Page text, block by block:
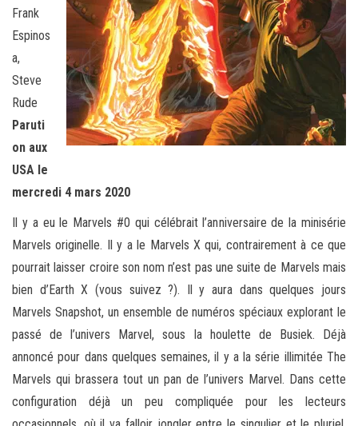
Frank
Espinos
a,
Steve
Rude
Paruti
on aux
USA le
mercredi 4 mars 2020
Il y a eu le Marvels #0 qui célébrait l’anniversaire de la minisérie
Marvels originelle. Il y a le Marvels X qui, contrairement à ce que
pourrait laisser croire son nom n’est pas une suite de Marvels mais
bien d’Earth X (vous suivez ?). Il y aura dans quelques jours
Marvels Snapshot, un ensemble de numéros spéciaux explorant le
passé de l’univers Marvel, sous la houlette de Busiek. Déjà
annoncé pour dans quelques semaines, il y a la série illimitée The
Marvels qui brassera tout un pan de l’univers Marvel. Dans cette
configuration déjà un peu compliquée pour les lecteurs